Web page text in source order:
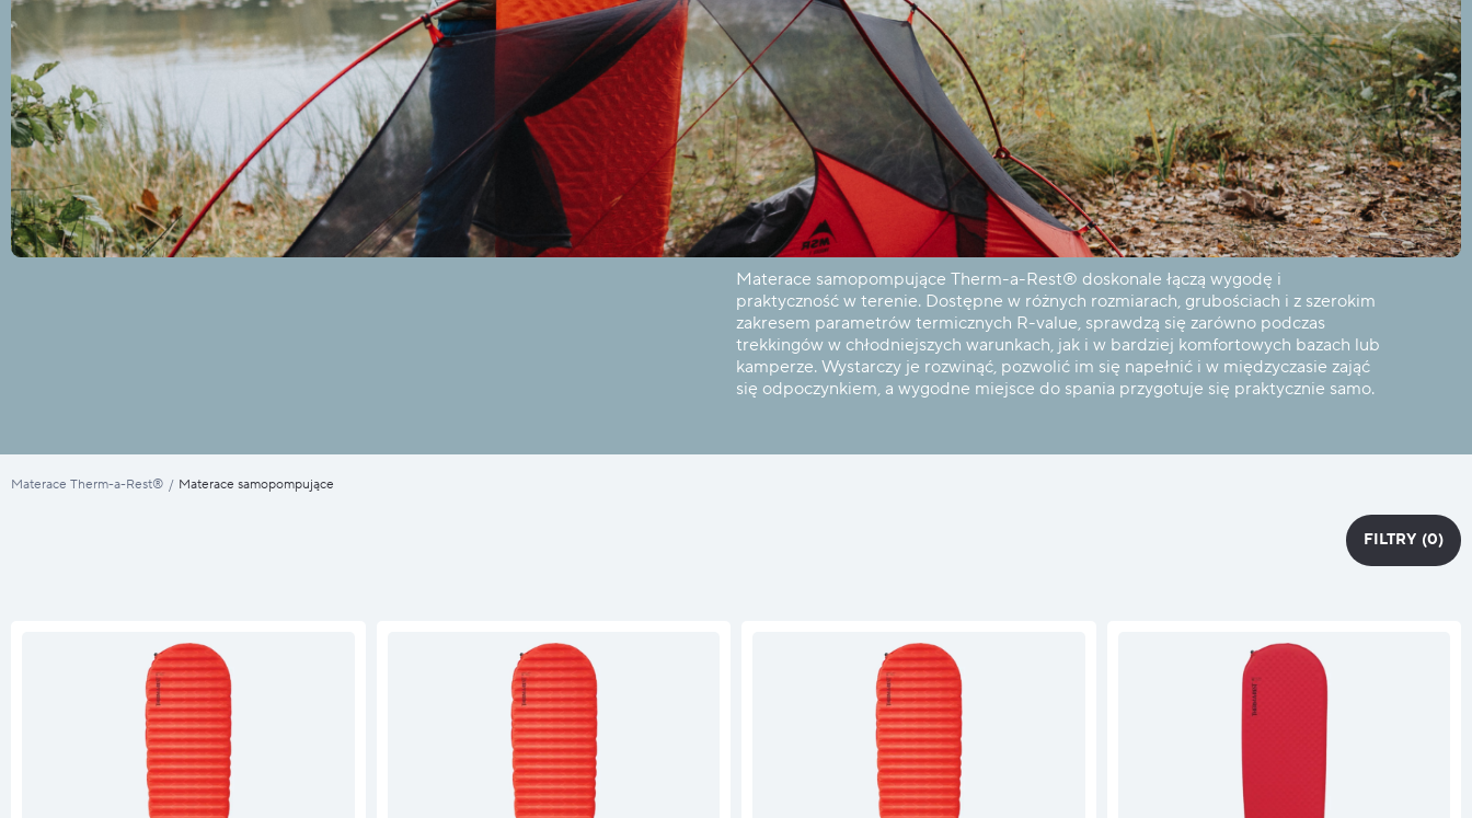
Materace samopompujące Therm-a-Rest® doskonale łączą wygodę i
praktyczność w terenie. Dostępne w różnych rozmiarach, grubościach i z szerokim
zakresem parametrów termicznych R-value, sprawdzą się zarówno podczas
trekkingów w chłodniejszych warunkach, jak i w bardziej komfortowych bazach lub
kamperze. Wystarczy je rozwinąć, pozwolić im się napełnić i w międzyczasie zająć
się odpoczynkiem, a wygodne miejsce do spania przygotuje się praktycznie samo.
Materace Therm-a-Rest® / Materace samopompujące
FILTRY (0)